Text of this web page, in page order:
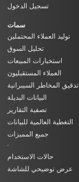
تسجيل الدخول
سمات
توليد العملاء المحتملين
تحليل السوق
استخبارات المبيعات
العملاء المستقبليون
تدقيق المخاطر السيبرانية
البيانات البديلة
تصفية التقارير
التغطية العالمية للبيانات
جميع المميزات
·
حالات الاستخدام
عرض توضيحي للشاشة